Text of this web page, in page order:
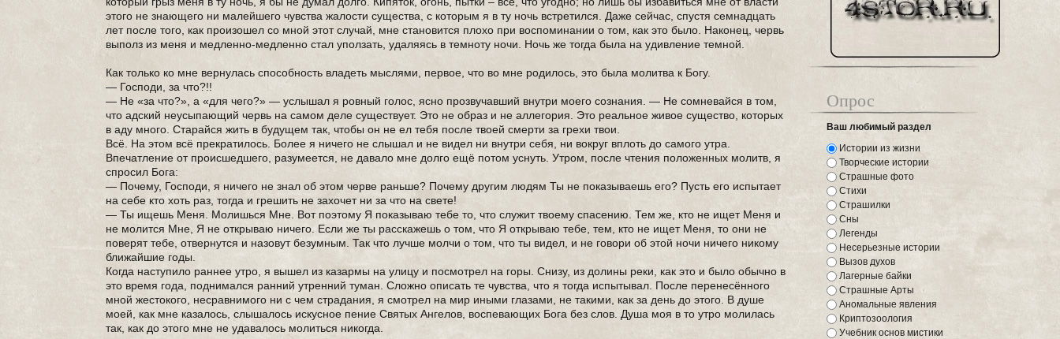
этого не знающего ни малейшего чувства жалости существа, с которым я в ту ночь встретился. Даже сейчас, спустя семнадцать
лет после того, как произошел со мной этот случай, мне становится плохо при воспоминании о том, как это было. Наконец, червь
выполз из меня и медленно-медленно стал уползать, удаляясь в темноту ночи. Ночь же тогда была на удивление темной.
Как только ко мне вернулась способность владеть мыслями, первое, что во мне родилось, это была молитва к Богу.
— Господи, за что?!!
— Не «за что?», а «для чего?» — услышал я ровный голос, ясно прозвучавший внутри моего сознания. — Не сомневайся в том,
что адский неусыпающий червь на самом деле существует. Это не образ и не аллегория. Это реальное живое существо, которых
в аду много. Старайся жить в будущем так, чтобы он не ел тебя после твоей смерти за грехи твои.
Всё. На этом всё прекратилось. Более я ничего не слышал и не видел ни внутри себя, ни вокруг вплоть до самого утра.
Впечатление от происшедшего, разумеется, не давало мне долго ещё потом уснуть. Утром, после чтения положенных молитв, я
спросил Бога:
— Почему, Господи, я ничего не знал об этом черве раньше? Почему другим людям Ты не показываешь его? Пусть его испытает
на себе кто хоть раз, тогда и грешить не захочет ни за что на свете!
— Ты ищешь Меня. Молишься Мне. Вот поэтому Я показываю тебе то, что служит твоему спасению. Тем же, кто не ищет Меня и
не молится Мне, Я не открываю ничего. Если же ты расскажешь о том, что Я открываю тебе, тем, кто не ищет Меня, то они не
поверят тебе, отвернутся и назовут безумным. Так что лучше молчи о том, что ты видел, и не говори об этой ночи ничего никому
ближайшие годы.
Когда наступило раннее утро, я вышел из казармы на улицу и посмотрел на горы. Снизу, из долины реки, как это и было обычно в
это время года, поднимался ранний утренний туман. Сложно описать те чувства, что я тогда испытывал. После перенесённого
мной жестокого, несравнимого ни с чем страдания, я смотрел на мир иными глазами, не такими, как за день до этого. В душе
моей, как мне казалось, слышалось искусное пение Святых Ангелов, воспевающих Бога без слов. Душа моя в то утро молилась
так, как до этого мне не удавалось молиться никогда.
Опрос
Ваш любимый раздел
Истории из жизни
Творческие истории
Страшные фото
Стихи
Страшилки
Сны
Легенды
Несерьезные истории
Вызов духов
Лагерные байки
Страшные Арты
Аномальные явления
Криптозоология
Учебник основ мистики